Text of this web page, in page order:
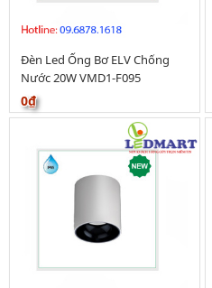
Đèn Led Ống Bơ ELV Chống
Nước 20W VMD1-F095
0₫